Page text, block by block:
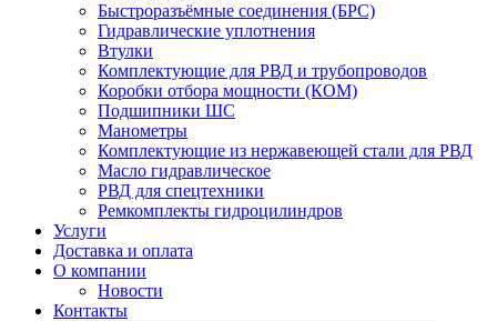
Быстроразъёмные соединения (БРС)
Гидравлические уплотнения
Втулки
Комплектующие для РВД и трубопроводов
Коробки отбора мощности (КОМ)
Подшипники ШС
Манометры
Комплектующие из нержавеющей стали для РВД
Масло гидравлическое
РВД для спецтехники
Ремкомплекты гидроцилиндров
Услуги
Доставка и оплата
О компании
Новости
Контакты